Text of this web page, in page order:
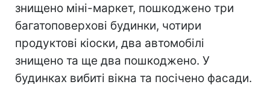
знищено міні-маркет, пошкоджено три
багатоповерхові будинки, чотири
продуктові кіоски, два автомобілі
знищено та ще два пошкоджено. У
будинках вибиті вікна та посічено фасади.